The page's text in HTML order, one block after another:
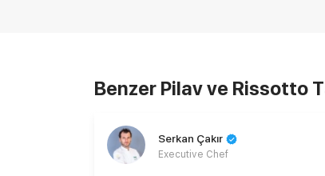
Benzer Pilav ve Rissotto
Serkan Çakır
Executive Chef